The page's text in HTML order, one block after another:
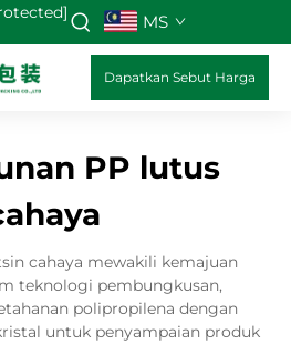
MS
Dapatkan Sebut Harga
PP lutus
cahaya mewakili kemajuan
teknologi pembungkusan,
polipropilena dengan
untuk penyampaian produk